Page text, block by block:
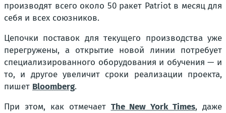
производят всего около 50 ракет Patriot в месяц для
себя и всех союзников.
Цепочки поставок для текущего производства уже
перегружены, а открытие новой линии потребует
специализированного оборудования и обучения — и
то, и другое увеличит сроки реализации проекта,
пишет Bloomberg.
При этом, как отмечает The New York Times, даже